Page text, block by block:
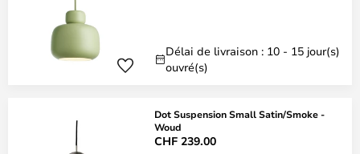
Délai de livraison : 10 - 15 jour(s)
ouvré(s)
Dot Suspension Small Satin/Smoke -
Woud
CHF 239.00